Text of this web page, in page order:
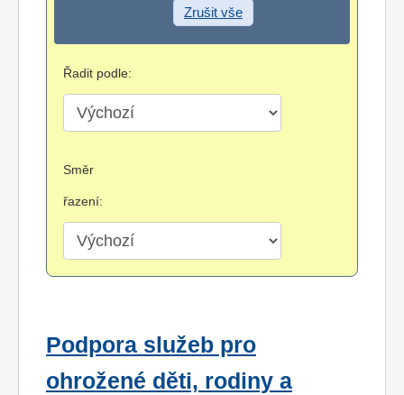
Zrušit vše
Řadit podle:
Směr
řazení:
Podpora služeb pro
ohrožené děti, rodiny a